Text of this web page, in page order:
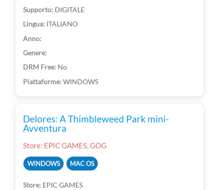
DIGITALE
ITALIANO
No
WINDOWS
Delores: A Thimbleweed Park mini-
Avventura
Store: EPIC GAMES, GOG
WINDOWS MAC OS
EPIC GAMES